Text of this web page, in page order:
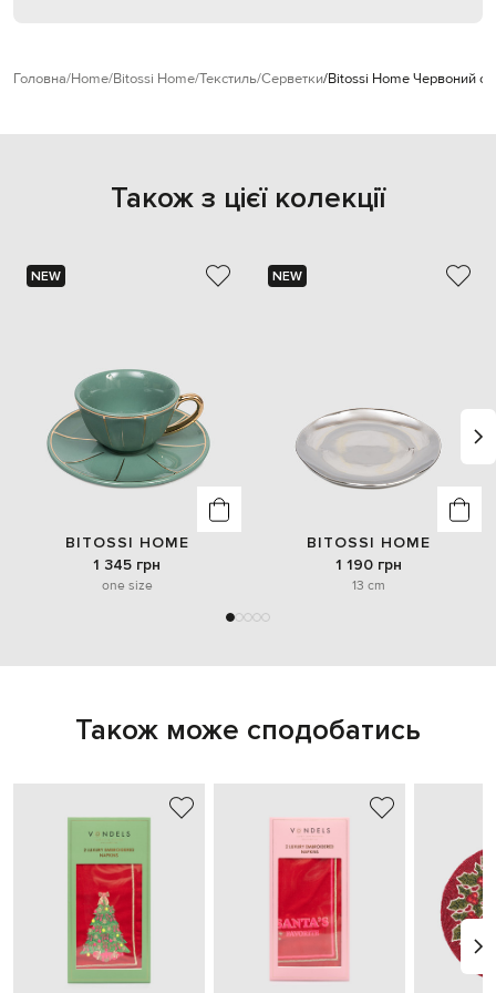
Головна Home Bitossi Home Текстиль Серветки Bitossi Home Червоний
Також з цієї колекції
NEW
BITOSSI HOME
1 345 грн
one size
NEW
BITOSSI HOME
1 190 грн
13 cm
Також може сподобатись